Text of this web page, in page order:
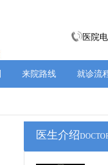
医院
来院路线 就诊流
医生介绍